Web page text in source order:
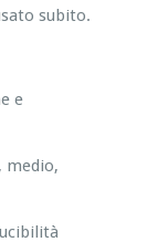
subito.
e
medio,